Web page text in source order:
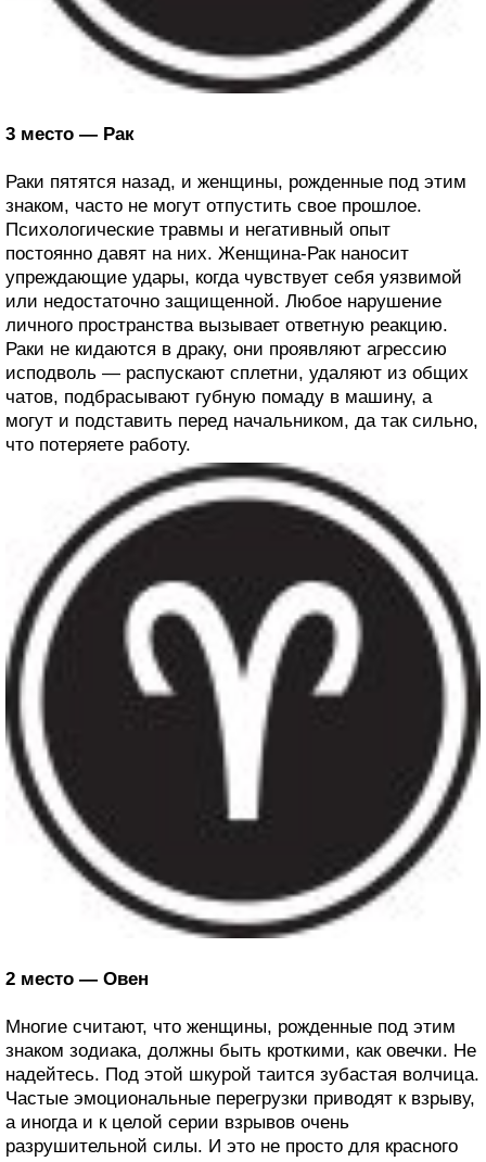
3 место — Рак
Раки пятятся назад, и женщины, рожденные под этим
знаком, часто не могут отпустить свое прошлое.
Психологические травмы и негативный опыт
постоянно давят на них. Женщина-Рак наносит
упреждающие удары, когда чувствует себя уязвимой
или недостаточно защищенной. Любое нарушение
личного пространства вызывает ответную реакцию.
Раки не кидаются в драку, они проявляют агрессию
исподволь — распускают сплетни, удаляют из общих
чатов, подбрасывают губную помаду в машину, а
могут и подставить перед начальником, да так сильно,
что потеряете работу.
2 место — Овен
Многие считают, что женщины, рожденные под этим
знаком зодиака, должны быть кроткими, как овечки. Не
надейтесь. Под этой шкурой таится зубастая волчица.
Частые эмоциональные перегрузки приводят к взрыву,
а иногда и к целой серии взрывов очень
разрушительной силы. И это не просто для красного